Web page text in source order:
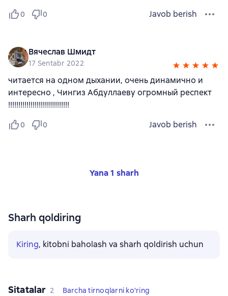
0 0 Javob berish
Вячеслав Шмидт
17 Sentabr 2022
читается на одном дыхании, очень динамично и
интересно , Чингиз Абдуллаеву огромный респект
!!!!!!!!!!!!!!!!!!!!!!!!!!!!!!
0 0 Javob berish
Yana 1 sharh
Sharh qoldiring
Kiring, kitobni baholash va sharh qoldirish uchun
Sitatalar 2 Barcha tirnoqlarni ko'ring